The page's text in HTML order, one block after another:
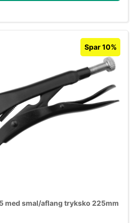
Spar 10%
med smal/aflang tryksko 225mm